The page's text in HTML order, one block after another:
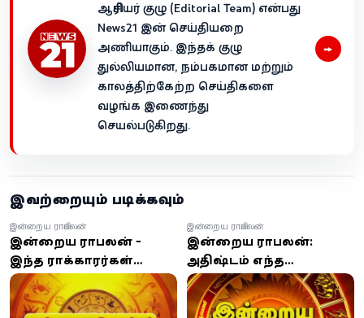
ஆசிரியர் குழு (Editorial Team) என்பது
News21 இன் செய்தியறை
அணியாகும். இந்தக் குழு
துல்லியமான, நம்பகமான மற்றும்
காலத்திற்கேற்ற செய்திகளை
வழங்க இணைந்து
செயல்படுகிறது.
→
இவற்றையும் படிக்கவும்
இன்றைய ராசிபலன் -
இந்த ராசிக்காரர்கள்
இன்று அவசர அவசரமாக
எந்த முக்கிய முடிவையும்
இன்றைய ராசிபலன்
இன்றைய ராசிபலன்:
அதிஷ்டம் எந்த
ராசிக்காரருக்கு தெரியுமா?
இன்றைய ராசிபலன்